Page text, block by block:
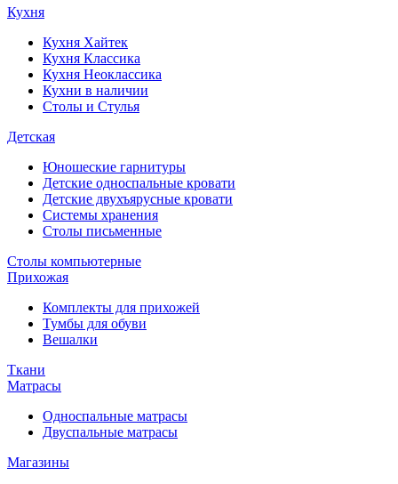
Кухня
Кухня Хайтек
Кухня Классика
Кухня Неоклассика
Кухни в наличии
Столы и Стулья
Детская
Юношеские гарнитуры
Детские односпальные кровати
Детские двухъярусные кровати
Системы хранения
Столы письменные
Столы компьютерные
Прихожая
Комплекты для прихожей
Тумбы для обуви
Вешалки
Ткани
Матрасы
Односпальные матрасы
Двуспальные матрасы
Магазины